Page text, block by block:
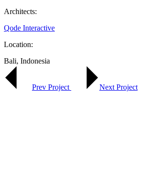
Architects:
Qode Interactive
Location:
Bali, Indonesia
Prev Project Next Project